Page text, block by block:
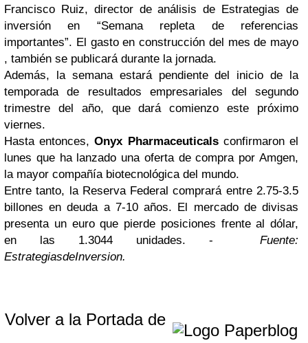
Francisco Ruiz, director de análisis de Estrategias de
inversión en “Semana repleta de referencias
importantes”. El gasto en construcción del mes de mayo
, también se publicará durante la jornada.
Además, la semana estará pendiente del inicio de la
temporada de resultados empresariales del segundo
trimestre del año, que dará comienzo este próximo
viernes.
Hasta entonces,Onyx Pharmaceuticalsconfirmaron el
lunes que ha lanzado una oferta de compra por Amgen,
la mayor compañía biotecnológica del mundo.
Entre tanto, la Reserva Federal comprará entre 2.75-3.5
billones en deuda a 7-10 años. El mercado de divisas
presenta un euro que pierde posiciones frente al dólar,
en las 1.3044 unidades. - Fuente:
EstrategiasdeInversion.
Volver a la Portada de